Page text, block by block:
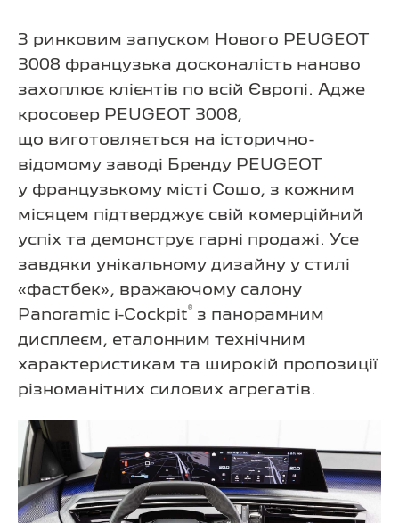
З ринковим запуском Нового PEUGEOT
3008 французька досконалість наново
захоплює клієнтів по всій Європі. Адже
кросовер PEUGEOT 3008,
що виготовляється на історично-
відомому заводі Бренду PEUGEOT
у французькому місті Сошо, з кожним
місяцем підтверджує свій комерційний
успіх та демонструє гарні продажі. Усе
завдяки унікальному дизайну у стилі
«фастбек», вражаючому салону
Panoramic i-Cockpit® з панорамним
дисплеєм, еталонним технічним
характеристикам та широкій пропозиції
різноманітних силових агрегатів.